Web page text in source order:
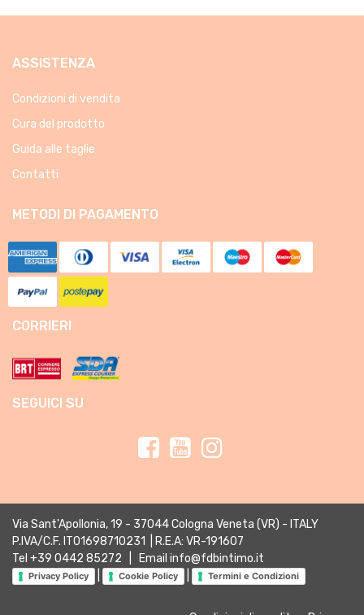
ASSISTENZA
Condizioni di vendita
Cura del prodotto
Guida alle taglie
Contatti
METODI DI PAGAMENTO
CORRIERI
SEGUICI SU
Via Sant'Apollonia, 19 - 37044 Cologna Veneta (VR) - ITALY
P.IVA/C.F. IT01698710231 | R.E.A: VR-191607
Tel +39 0442 85272 | Email info@fdbintimo.it
Privacy Policy Cookie Policy Termini e Condizioni